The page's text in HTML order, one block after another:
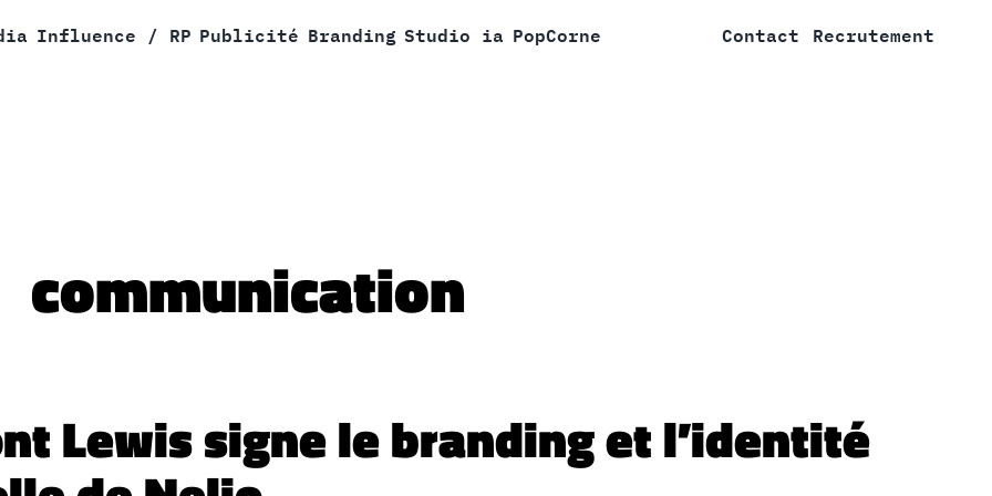
Influence / RP Publicité Branding Studio ia PopCorne Contact Recrutement
communication
Lewis signe le branding et l’identité